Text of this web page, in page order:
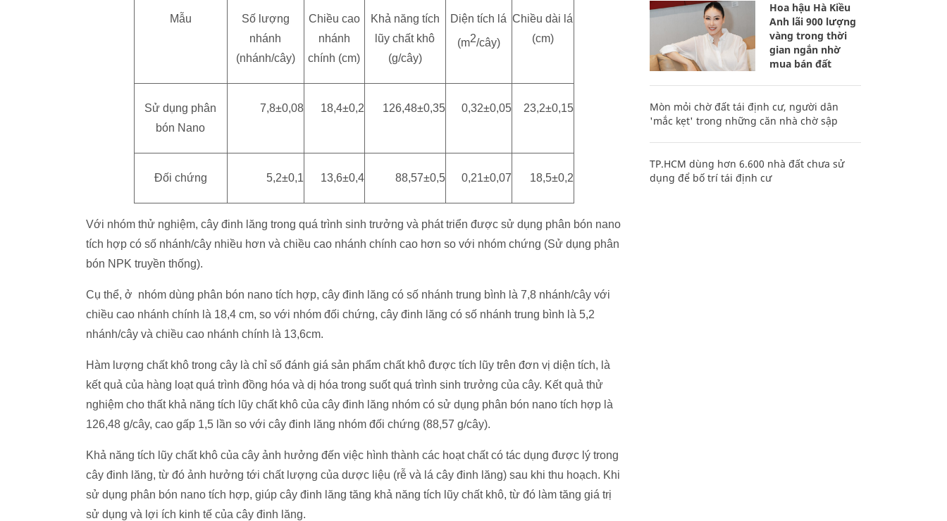
Mẫu
Số lượng
nhánh
(nhánh/cây)
Chiều cao
nhánh
chính (cm)
Khả năng tích
lũy chất khô
(g/cây)
Diện tích lá
(m2/cây)
Chiều dài lá
(cm)
Sử dụng phân
bón Nano
7,8±0,08 18,4±0,2 126,48±0,35 0,32±0,05 23,2±0,15
Đối chứng 5,2±0,1 13,6±0,4 88,57±0,5 0,21±0,07 18,5±0,2
Với nhóm thử nghiệm, cây đinh lăng trong quá trình sinh trưởng và phát triển được sử dụng phân bón nano
tích hợp có số nhánh/cây nhiều hơn và chiều cao nhánh chính cao hơn so với nhóm chứng (Sử dụng phân
bón NPK truyền thống).
Cụ thể, ở nhóm dùng phân bón nano tích hợp, cây đinh lăng có số nhánh trung bình là 7,8 nhánh/cây với
chiều cao nhánh chính là 18,4 cm, so với nhóm đối chứng, cây đinh lăng có số nhánh trung bình là 5,2
nhánh/cây và chiều cao nhánh chính là 13,6cm.
Hàm lượng chất khô trong cây là chỉ số đánh giá sản phẩm chất khô được tích lũy trên đơn vị diện tích, là
kết quả của hàng loạt quá trình đồng hóa và dị hóa trong suốt quá trình sinh trưởng của cây. Kết quả thử
nghiệm cho thất khả năng tích lũy chất khô của cây đinh lăng nhóm có sử dụng phân bón nano tích hợp là
126,48 g/cây, cao gấp 1,5 lần so với cây đinh lăng nhóm đối chứng (88,57 g/cây).
Khả năng tích lũy chất khô của cây ảnh hưởng đến việc hình thành các hoạt chất có tác dụng được lý trong
cây đinh lăng, từ đó ảnh hưởng tới chất lượng của dược liệu (rễ và lá cây đinh lăng) sau khi thu hoạch. Khi
sử dụng phân bón nano tích hợp, giúp cây đinh lăng tăng khả năng tích lũy chất khô, từ đó làm tăng giá trị
sử dụng và lợi ích kinh tế của cây đinh lăng.
Hoa hậu Hà Kiều
Anh lãi 900 lượng
vàng trong thời
gian ngắn nhờ
mua bán đất
Mòn mỏi chờ đất tái định cư, người dân
'mắc kẹt' trong những căn nhà chờ sập
TP.HCM dùng hơn 6.600 nhà đất chưa sử
dụng để bố trí tái định cư